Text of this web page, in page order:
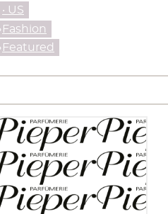
‧ US
⃘Fashion
⃘Featured